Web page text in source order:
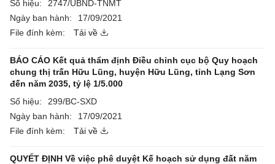
Số hiệu:
2747/UBND-TNMT
Ngày ban hành:
17/09/2021
File đính kèm:
Tải về
BÁO CÁO Kết quả thẩm định Điều chỉnh cục bộ Quy hoạch
chung thị trấn Hữu Lũng, huyện Hữu Lũng, tỉnh Lạng Sơn
đến năm 2035, tỷ lệ 1/5.000
Số hiệu:
299/BC-SXD
Ngày ban hành:
17/09/2021
File đính kèm:
Tải về
QUYẾT ĐỊNH Về việc phê duyệt Kế hoạch sử dụng đất năm